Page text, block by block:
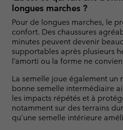
longues marches ?
Pour de longues marches, le
confort. Des chaussures
minutes peuvent devenir
supportables après plusieurs
l’amorti ou la forme ne
La semelle joue également un
bonne semelle intermédiaire
les impacts répétés et à
notamment sur des terrains
qu’une semelle intérieure